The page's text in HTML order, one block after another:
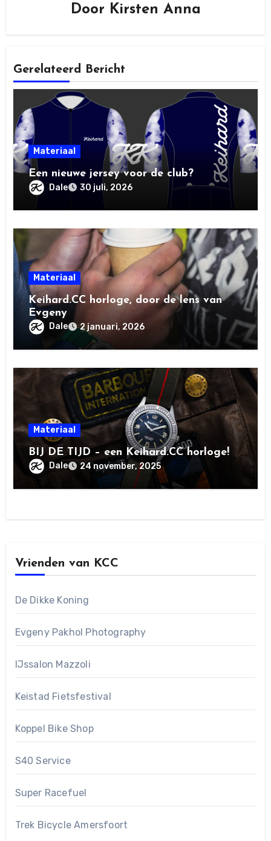
Door Kirsten Anna
Gerelateerd Bericht
Materiaal
Een nieuwe jersey voor de club?
Dale 30 juli, 2026
Materiaal
Keihard.CC horloge, door de lens van
Evgeny
Dale 2 januari, 2026
Materiaal
BIJ DE TIJD – een Keihard.CC horloge!
Dale 24 november, 2025
Vrienden van KCC
De Dikke Koning
Evgeny Pakhol Photography
IJssalon Mazzoli
Keistad Fietsfestival
Koppel Bike Shop
S40 Service
Super Racefuel
Trek Bicycle Amersfoort